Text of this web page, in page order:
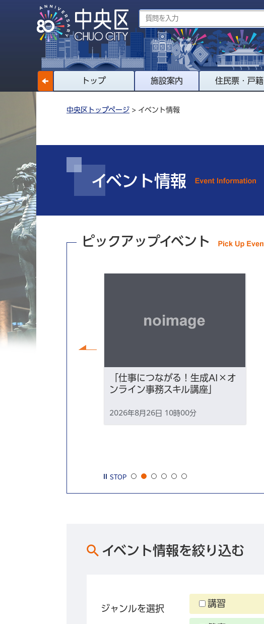
トップ 施設案内 住民票・戸籍
中央区トップページ > イベント情報
イベント情報
ピックアップイベント
「仕事につながる！生成AI×オ
ンライン事務スキル講座」
2026年8月26日 10時00分
STOP
イベント情報を絞り込む
ジャンルを選択
講習